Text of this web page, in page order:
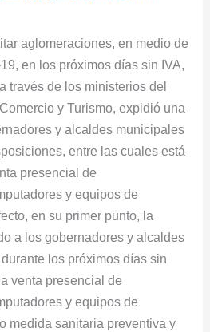
aglomeraciones, en medio de
en los próximos días sin IVA,
través de los ministerios del
y Turismo, expidió una
y alcaldes municipales
entre las cuales está
presencial de
y equipos de
en su primer punto, la
a los gobernadores y alcaldes
los próximos días sin
venta presencial de
y equipos de
medida sanitaria preventiva y